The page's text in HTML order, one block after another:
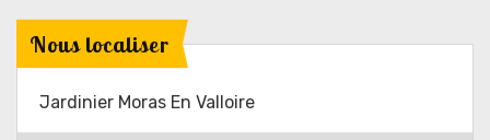
Nous localiser
Jardinier Moras En Valloire